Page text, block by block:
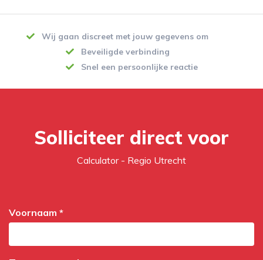
Wij gaan discreet met jouw gegevens om
Beveiligde verbinding
Snel een persoonlijke reactie
Solliciteer direct voor
Calculator - Regio Utrecht
Voornaam *